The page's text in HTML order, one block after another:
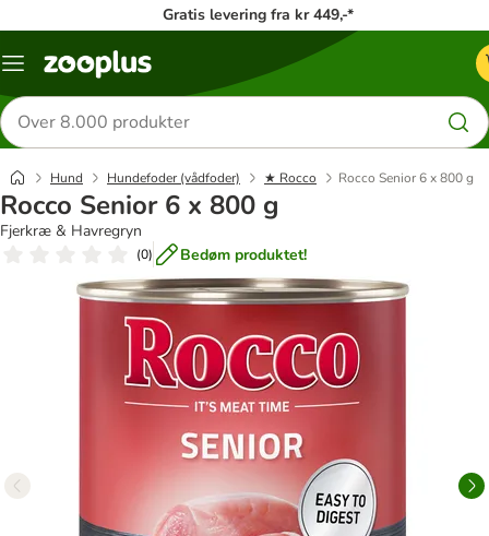
Gratis levering fra kr 449,-*
Menu
Søg
efter
produkter
Hund Hundefoder (vådfoder) ★ Rocco Rocco Senior 6 x 800 g
Rocco Senior 6 x 800 g
Fjerkræ & Havregryn
(0) Bedøm produktet!